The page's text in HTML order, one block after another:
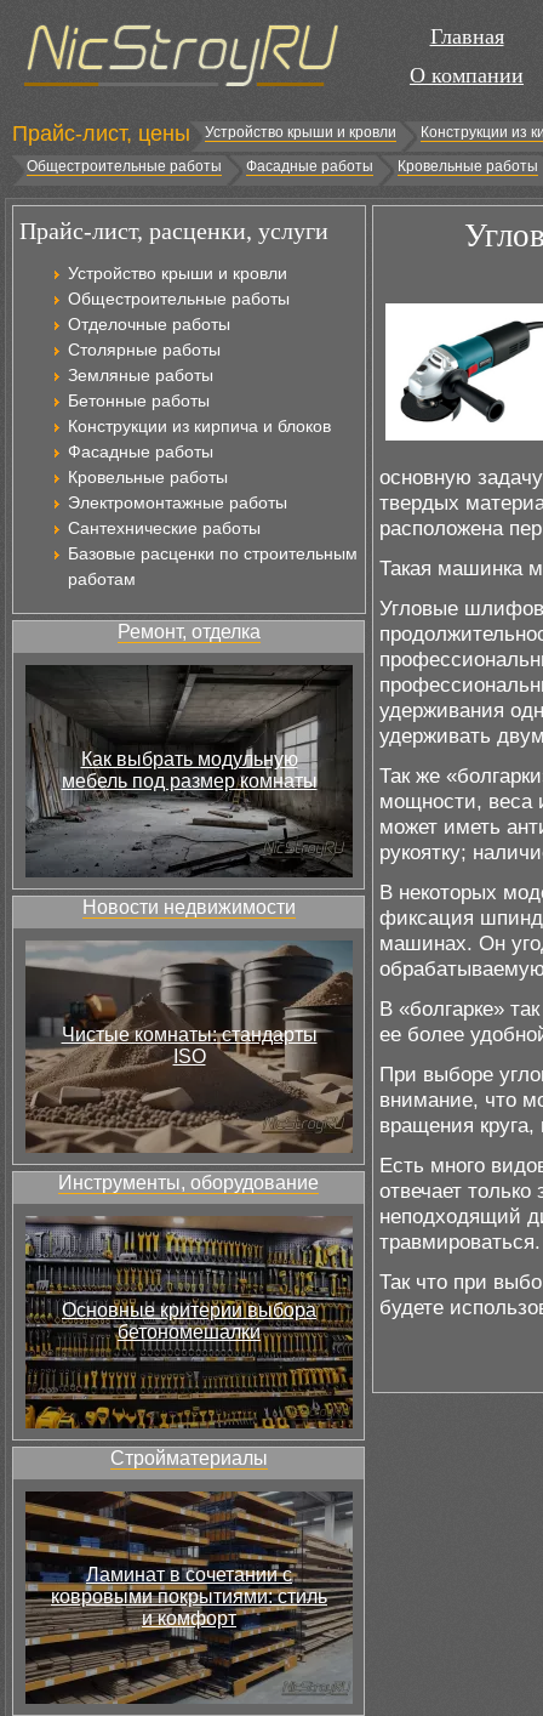
Главная
О компании
Прайс-лист, цены Устройство крыши и кровли
Конструкции из
Общестроительные работы
Фасадные работы Кровельные работы
Прайс-лист, расценки, услуги
Устройство крыши и кровли
Общестроительные работы
Отделочные работы
Столярные работы
Земляные работы
Бетонные работы
Конструкции из кирпича и блоков
Фасадные работы
Кровельные работы
Электромонтажные работы
Сантехнические работы
Базовые расценки по строительным
работам
Ремонт, отделка
Как выбрать модульную
мебель под размер комнаты
Новости недвижимости
Чистые комнаты: стандарты
ISO
Инструменты, оборудование
Основные критерии выбора
бетономешалки
Стройматериалы
Ламинат в сочетании с
ковровыми покрытиями: стиль
и комфорт
основную
твердых
расположена
Такая машинка
Угловые
удерживания
удерживать
Так же
мощности, веса
может иметь
рукоятку;
В некоторых
фиксация
машинах. Он
В «болгарке»
ее более
При выборе
внимание, что
вращения
Есть много
отвечает
неподходящий
травмироваться.
Так что при
будете